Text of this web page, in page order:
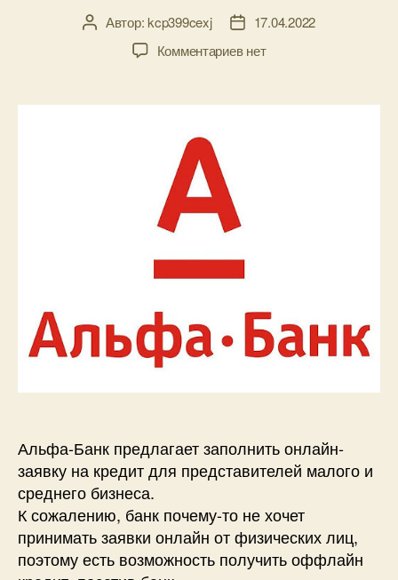
АвторАвтор: kcp399cexj
Дата17.04.2022
Комментариевк
кредиты.
нет
Альфа-Банк предлагает заполнить онлайн-
заявку на кредит для представителей малого и
среднего бизнеса.
К сожалению, банк почему-то не хочет
принимать заявки онлайн от физических лиц,
поэтому есть возможность получить оффлайн